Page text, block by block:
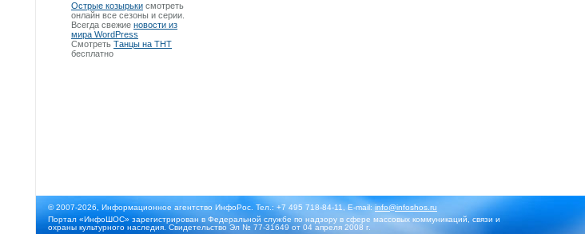
Острые козырьки смотреть
онлайн все сезоны и серии.
Всегда свежие новости из
мира WordPress
Смотреть Танцы на ТНТ
бесплатно
© 2007-2026, Информационное агентство ИнфоРос. Тел.: +7 495 718-84-11, E-mail:info@infoshos.ru
Портал «ИнфоШОС» зарегистрирован в Федеральной службе по надзору в сфере массовых коммуникаций, связи и
охраны культурного наследия. Свидетельство Эл № 77-31649 от 04 апреля 2008 г.